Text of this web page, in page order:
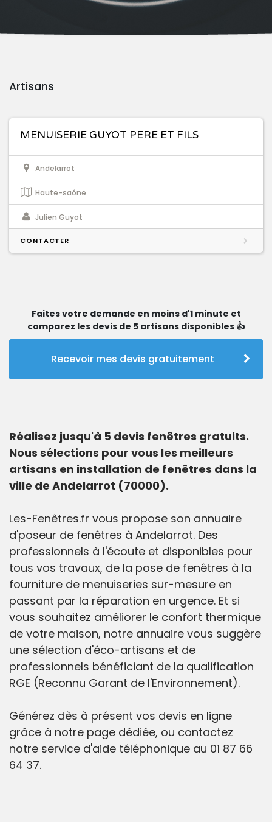
Artisans
MENUISERIE GUYOT PERE ET FILS
Andelarrot
Haute-saône
Julien Guyot
CONTACTER
Faites votre demande en moins d'1 minute et
comparez les devis de 5 artisans disponibles 👍
Recevoir mes devis gratuitement
Réalisez jusqu'à 5 devis fenêtres gratuits.
Nous sélections pour vous les meilleurs
artisans en installation de fenêtres dans la
ville de Andelarrot (70000).
Les-Fenêtres.fr vous propose son annuaire
d'poseur de fenêtres à Andelarrot. Des
professionnels à l'écoute et disponibles pour
tous vos travaux, de la pose de fenêtres à la
fourniture de menuiseries sur-mesure en
passant par la réparation en urgence. Et si
vous souhaitez améliorer le confort thermique
de votre maison, notre annuaire vous suggère
une sélection d'éco-artisans et de
professionnels bénéficiant de la qualification
RGE (Reconnu Garant de l'Environnement).
Générez dès à présent vos devis en ligne
grâce à notre page dédiée, ou contactez
notre service d'aide téléphonique au 01 87 66
64 37.